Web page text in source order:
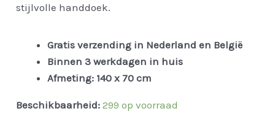
stijlvolle handdoek.
Gratis verzending in Nederland en België
Binnen 3 werkdagen in huis
Afmeting: 140 x 70 cm
Beschikbaarheid: 299 op voorraad